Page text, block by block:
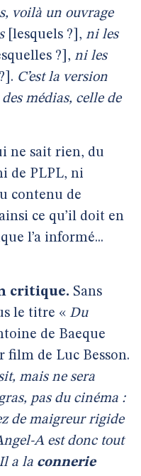
voilà un ouvrage
[lesquels ?], ni les
?], ni les
C’est la version
médias, celle de
ne sait rien, du
de PLPL, ni
contenu de
ce qu’il doit en
l’a informé...
critique. Sans
le titre « Du
de Baeque
film de Luc Besson.
mais ne sera
pas du cinéma :
de maigreur rigide
A est donc tout
a la connerie